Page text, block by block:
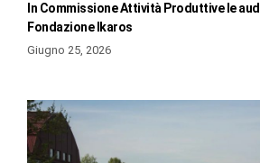
In Commissione Attività Produttive le
Fondazione Ikaros
Giugno 25, 2026